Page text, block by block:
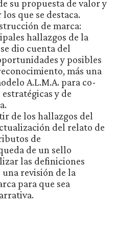
su propuesta de valor y
que se destaca.
de marca:
hallazgos de la
dio cuenta del
y posibles
más una
A.L.M.A. para co-
y de
de los hallazgos del
del relato de
de
de un sello
las definiciones
revisión de la
para que sea